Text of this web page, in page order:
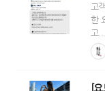
고
한
고...
[